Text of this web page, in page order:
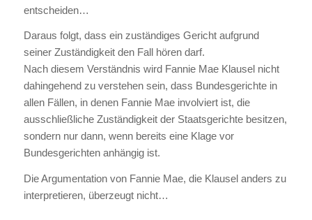
entscheiden…
Daraus folgt, dass ein zuständiges Gericht aufgrund
seiner Zuständigkeit den Fall hören darf.
Nach diesem Verständnis wird Fannie Mae Klausel nicht
dahingehend zu verstehen sein, dass Bundesgerichte in
allen Fällen, in denen Fannie Mae involviert ist, die
ausschließliche Zuständigkeit der Staatsgerichte besitzen,
sondern nur dann, wenn bereits eine Klage vor
Bundesgerichten anhängig ist.
Die Argumentation von Fannie Mae, die Klausel anders zu
interpretieren, überzeugt nicht…